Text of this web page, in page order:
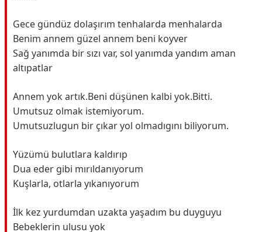
Gece gündüz dolaşırım tenhalarda menhalarda
Benim annem güzel annem beni koyver
Sağ yanımda bir sızı var, sol yanımda yandım aman
altıpatlar
Annem yok artık.Beni düşünen kalbi yok.Bitti.
Umutsuz olmak istemiyorum.
Umutsuzlugun bir çıkar yol olmadıgını biliyorum.
Yüzümü bulutlara kaldırıp
Dua eder gibi mırıldanıyorum
Kuşlarla, otlarla yıkanıyorum
İlk kez yurdumdan uzakta yaşadım bu duyguyu
Bebeklerin ulusu yok